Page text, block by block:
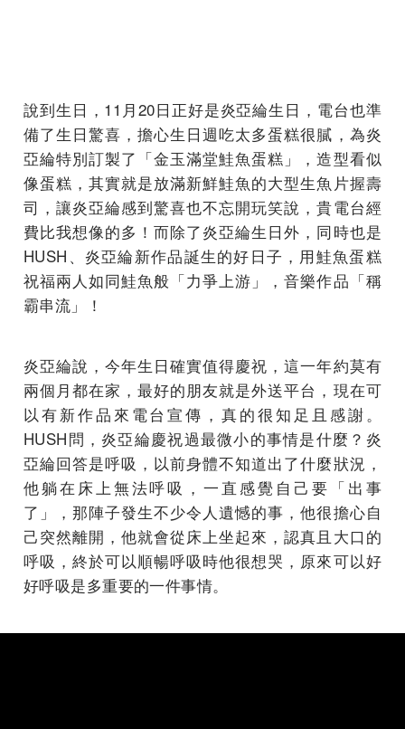
說到生日，11月20日正好是炎亞綸生日，電台也準
備了生日驚喜，擔心生日週吃太多蛋糕很膩，為炎
亞綸特別訂製了「金玉滿堂鮭魚蛋糕」，造型看似
像蛋糕，其實就是放滿新鮮鮭魚的大型生魚片握壽
司，讓炎亞綸感到驚喜也不忘開玩笑說，貴電台經
費比我想像的多！而除了炎亞綸生日外，同時也是
HUSH、炎亞綸新作品誕生的好日子，用鮭魚蛋糕
祝福兩人如同鮭魚般「力爭上游」，音樂作品「稱
霸串流」！
炎亞綸說，今年生日確實值得慶祝，這一年約莫有
兩個月都在家，最好的朋友就是外送平台，現在可
以有新作品來電台宣傳，真的很知足且感謝。
HUSH問，炎亞綸慶祝過最微小的事情是什麼？炎
亞綸回答是呼吸，以前身體不知道出了什麼狀況，
他躺在床上無法呼吸，一直感覺自己要「出事
了」，那陣子發生不少令人遺憾的事，他很擔心自
己突然離開，他就會從床上坐起來，認真且大口的
呼吸，終於可以順暢呼吸時他很想哭，原來可以好
好呼吸是多重要的一件事情。